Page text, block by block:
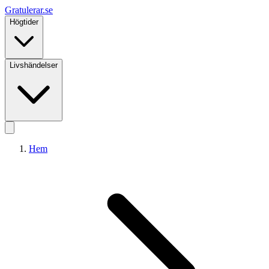
Gratulerar.se
Högtider
Livshändelser
Hem